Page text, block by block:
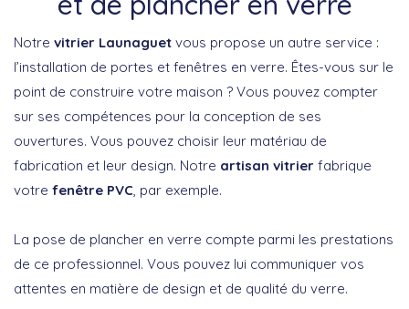
Notre vitrier Launaguet vous propose un autre service :
l’installation de portes et fenêtres en verre. Êtes-vous sur le
point de construire votre maison ? Vous pouvez compter
sur ses compétences pour la conception de ses
ouvertures. Vous pouvez choisir leur matériau de
fabrication et leur design. Notre artisan vitrier fabrique
votre fenêtre PVC , par exemple.
La pose de plancher en verre compte parmi les prestations
de ce professionnel. Vous pouvez lui communiquer vos
attentes en matière de design et de qualité du verre.